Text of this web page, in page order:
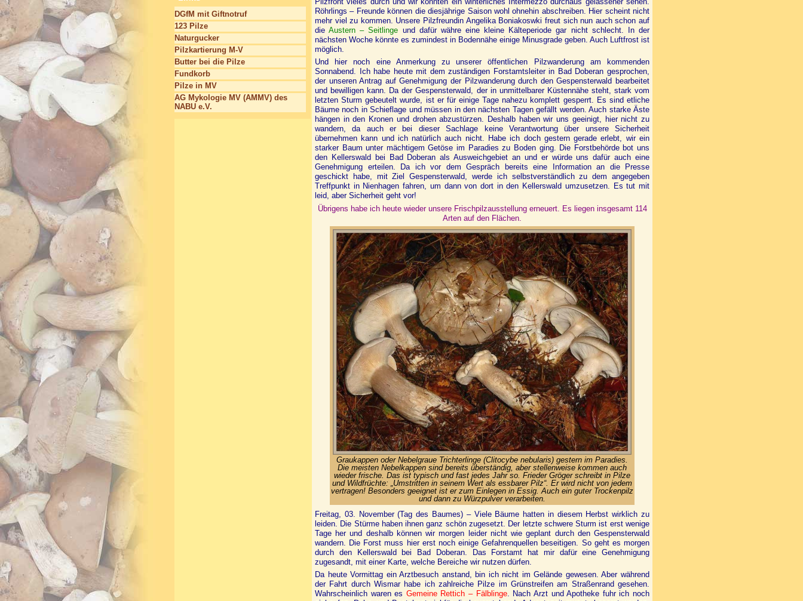
Röhrlings – Freunde können die diesjährige Saison wohl ohnehin abschreiben. Hier scheint nicht
mehr viel zu kommen. Unsere Pilzfreundin Angelika Boniakoswki freut sich nun auch schon auf
dieAustern – Seitlinge und dafür währe eine kleine Kälteperiode gar nicht schlecht. In der
nächsten Woche könnte es zumindest in Bodennähe einige Minusgrade geben. Auch Luftfrost ist
möglich.
Und hier noch eine Anmerkung zu unserer öffentlichen Pilzwanderung am kommenden
Sonnabend. Ich habe heute mit dem zuständigen Forstamtsleiter in Bad Doberan gesprochen,
der unseren Antrag auf Genehmigung der Pilzwanderung durch den Gespensterwald bearbeitet
und bewilligen kann. Da der Gespensterwald, der in unmittelbarer Küstennähe steht, stark vom
letzten Sturm gebeutelt wurde, ist er für einige Tage nahezu komplett gesperrt. Es sind etliche
Bäume noch in Schieflage und müssen in den nächsten Tagen gefällt werden. Auch starke Äste
hängen in den Kronen und drohen abzustürzen. Deshalb haben wir uns geeinigt, hier nicht zu
wandern, da auch er bei dieser Sachlage keine Verantwortung über unsere Sicherheit
übernehmen kann und ich natürlich auch nicht. Habe ich doch gestern gerade erlebt, wir ein
starker Baum unter mächtigem Getöse im Paradies zu Boden ging. Die Forstbehörde bot uns
den Kellerswald bei Bad Doberan als Ausweichgebiet an und er würde uns dafür auch eine
Genehmigung erteilen. Da ich vor dem Gespräch bereits eine Information an die Presse
geschickt habe, mit Ziel Gespensterwald, werde ich selbstverständlich zu dem angegeben
Treffpunkt in Nienhagen fahren, um dann von dort in den Kellerswald umzusetzen. Es tut mit
leid, aber Sicherheit geht vor!
Übrigens habe ich heute wieder unsere Frischpilzausstellung erneuert. Es liegen insgesamt 114
Arten auf den Flächen.
Graukappen oder Nebelgraue Trichterlinge (Clitocybe nebularis) gestern im Paradies.
Die meisten Nebelkappen sind bereits überständig, aber stellenweise kommen auch
wieder frische. Das ist typisch und fast jedes Jahr so. Frieder Gröger schreibt in Pilze
und Wildfrüchte: „Umstritten in seinem Wert als essbarer Pilz“. Er wird nicht von jedem
vertragen! Besonders geeignet ist er zum Einlegen in Essig. Auch ein guter Trockenpilz
und dann zu Würzpulver verarbeiten.
Freitag, 03. November (Tag des Baumes) – Viele Bäume hatten in diesem Herbst wirklich zu
leiden. Die Stürme haben ihnen ganz schön zugesetzt. Der letzte schwere Sturm ist erst wenige
Tage her und deshalb können wir morgen leider nicht wie geplant durch den Gespensterwald
wandern. Die Forst muss hier erst noch einige Gefahrenquellen beseitigen. So geht es morgen
durch den Kellerswald bei Bad Doberan. Das Forstamt hat mir dafür eine Genehmigung
zugesandt, mit einer Karte, welche Bereiche wir nutzen dürfen.
Da heute Vormittag ein Arztbesuch anstand, bin ich nicht im Gelände gewesen. Aber während
der Fahrt durch Wismar habe ich zahlreiche Pilze im Grünstreifen am Straßenrand gesehen.
Wahrscheinlich waren es Gemeine Rettich – Fälblinge. Nach Arzt und Apotheke fuhr ich noch
DGfM mit Giftnotruf
123 Pilze
Naturgucker
Pilzkartierung M-V
Butter bei die Pilze
Fundkorb
Pilze in MV
AG Mykologie MV (AMMV) des
NABU e.V.